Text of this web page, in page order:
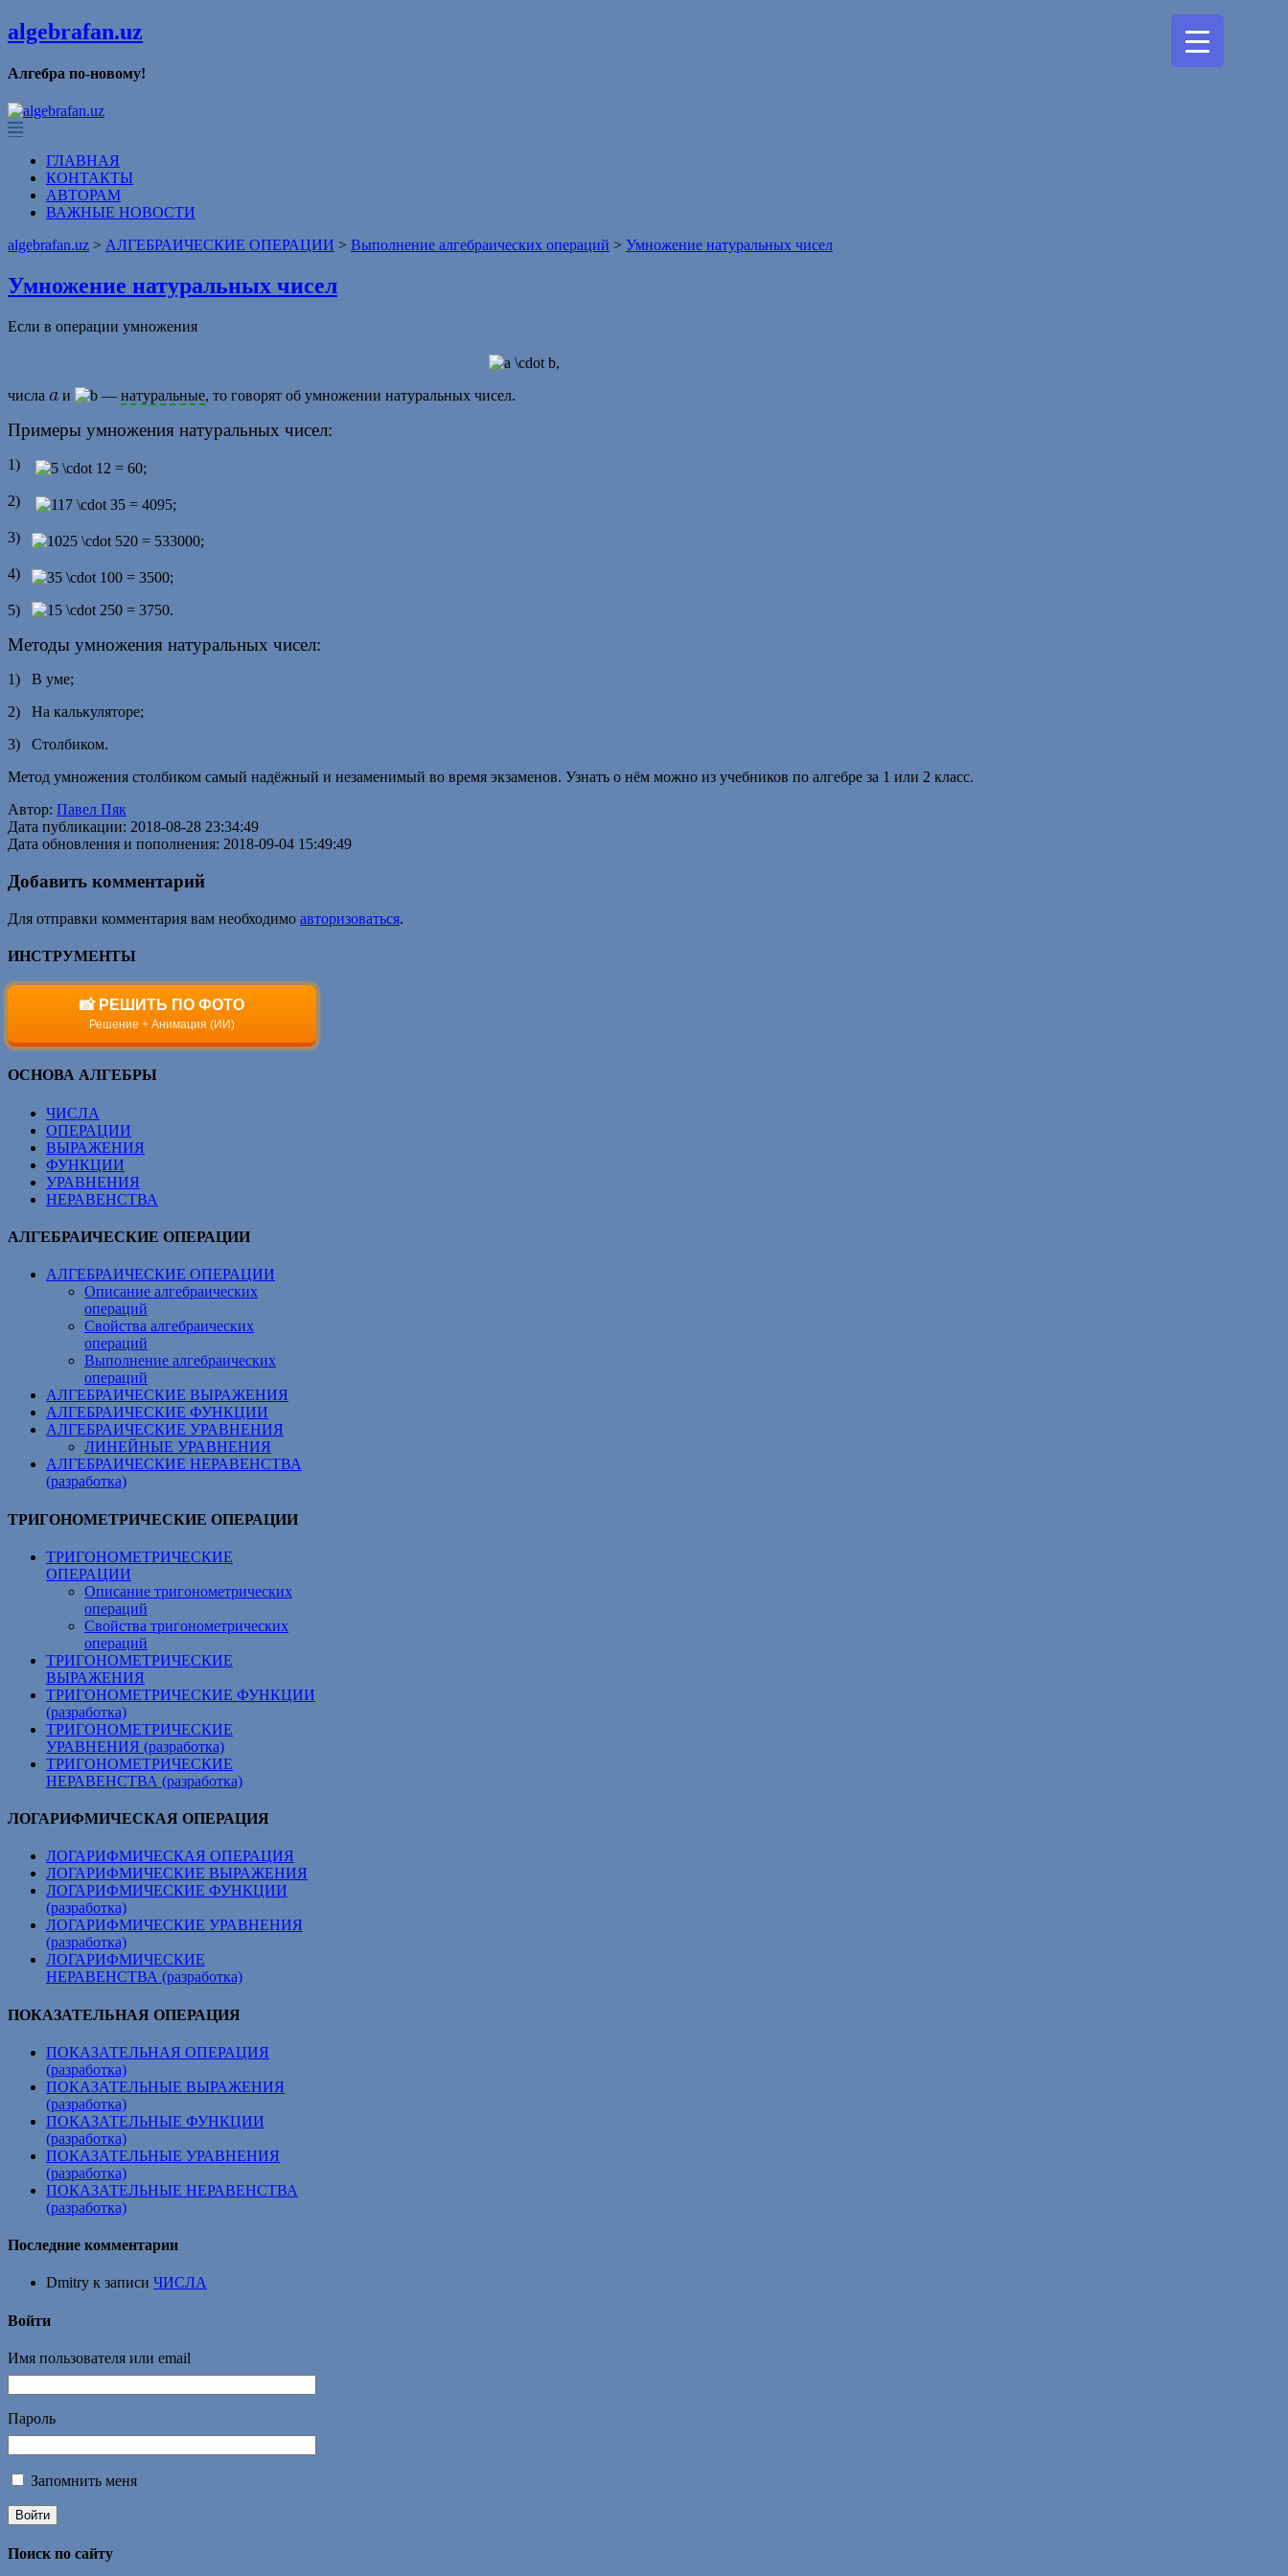
algebrafan.uz
Алгебра по-новому!
ГЛАВНАЯ
КОНТАКТЫ
АВТОРАМ
ВАЖНЫЕ НОВОСТИ
algebrafan.uz > АЛГЕБРАИЧЕСКИЕ ОПЕРАЦИИ > Выполнение алгебраических операций > Умножение натуральных чисел
Умножение натуральных чисел
Если в операции умножения
числа и — натуральные, то говорят об умножении натуральных чисел.
Примеры умножения натуральных чисел:
1)
2)
3)
4)
5)
Методы умножения натуральных чисел:
1) В уме;
2) На калькуляторе;
3) Столбиком.
Метод умножения столбиком самый надёжный и незаменимый во время экзаменов. Узнать о нём можно из учебников по алгебре за 1 или 2 класс.
Автор: Павел Пяк
Дата публикации: 2018-08-28 23:34:49
Дата обновления и пополнения: 2018-09-04 15:49:49
Добавить комментарий
Для отправки комментария вам необходимо авторизоваться.
ИНСТРУМЕНТЫ
📸 РЕШИТЬ ПО ФОТО
Решение + Анимация (ИИ)
ОСНОВА АЛГЕБРЫ
ЧИСЛА
ОПЕРАЦИИ
ВЫРАЖЕНИЯ
ФУНКЦИИ
УРАВНЕНИЯ
НЕРАВЕНСТВА
АЛГЕБРАИЧЕСКИЕ ОПЕРАЦИИ
АЛГЕБРАИЧЕСКИЕ ОПЕРАЦИИ
Описание алгебраических
операций
Свойства алгебраических
операций
Выполнение алгебраических
операций
АЛГЕБРАИЧЕСКИЕ ВЫРАЖЕНИЯ
АЛГЕБРАИЧЕСКИЕ ФУНКЦИИ
АЛГЕБРАИЧЕСКИЕ УРАВНЕНИЯ
ЛИНЕЙНЫЕ УРАВНЕНИЯ
АЛГЕБРАИЧЕСКИЕ НЕРАВЕНСТВА
(разработка)
ТРИГОНОМЕТРИЧЕСКИЕ ОПЕРАЦИИ
ТРИГОНОМЕТРИЧЕСКИЕ
ОПЕРАЦИИ
Описание тригонометрических
операций
Свойства тригонометрических
операций
ТРИГОНОМЕТРИЧЕСКИЕ
ВЫРАЖЕНИЯ
ТРИГОНОМЕТРИЧЕСКИЕ ФУНКЦИИ
(разработка)
ТРИГОНОМЕТРИЧЕСКИЕ
УРАВНЕНИЯ (разработка)
ТРИГОНОМЕТРИЧЕСКИЕ
НЕРАВЕНСТВА (разработка)
ЛОГАРИФМИЧЕСКАЯ ОПЕРАЦИЯ
ЛОГАРИФМИЧЕСКАЯ ОПЕРАЦИЯ
ЛОГАРИФМИЧЕСКИЕ ВЫРАЖЕНИЯ
ЛОГАРИФМИЧЕСКИЕ ФУНКЦИИ
(разработка)
ЛОГАРИФМИЧЕСКИЕ УРАВНЕНИЯ
(разработка)
ЛОГАРИФМИЧЕСКИЕ
НЕРАВЕНСТВА (разработка)
ПОКАЗАТЕЛЬНАЯ ОПЕРАЦИЯ
ПОКАЗАТЕЛЬНАЯ ОПЕРАЦИЯ
(разработка)
ПОКАЗАТЕЛЬНЫЕ ВЫРАЖЕНИЯ
(разработка)
ПОКАЗАТЕЛЬНЫЕ ФУНКЦИИ
(разработка)
ПОКАЗАТЕЛЬНЫЕ УРАВНЕНИЯ
(разработка)
ПОКАЗАТЕЛЬНЫЕ НЕРАВЕНСТВА
(разработка)
Последние комментарии
Dmitry к записи ЧИСЛА
Войти
Имя пользователя или email
Пароль
Запомнить меня
Войти
Поиск по сайту